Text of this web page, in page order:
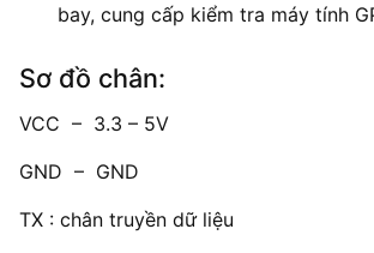
bay, cung cấp kiểm tra máy tính
Sơ đồ chân:
VCC – 3.3 – 5V
GND – GND
TX : chân truyền dữ liệu